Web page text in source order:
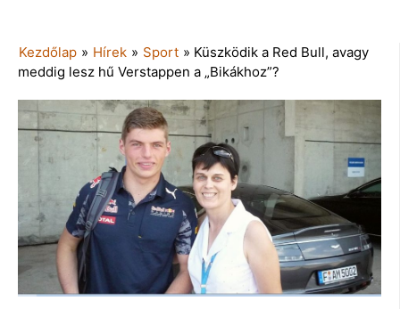
Kezdőlap » Hírek » Sport » Küszködik a Red Bull, avagy
meddig lesz hű Verstappen a „Bikákhoz”?